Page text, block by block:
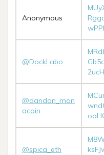
Anonymous
@DockLabo
@dandan_mon
acoin
@spica_eth